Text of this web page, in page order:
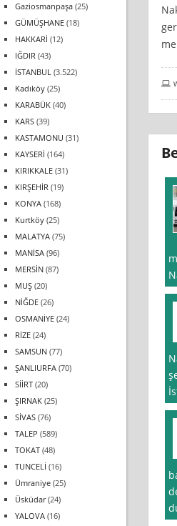
Gaziosmanpaşa (25)
GÜMÜŞHANE (18)
HAKKARİ (12)
IĞDIR (43)
İSTANBUL (3.522)
Kadıköy (25)
KARABÜK (40)
KARS (39)
KASTAMONU (31)
KAYSERİ (164)
KIRIKKALE (31)
KIRŞEHİR (19)
KONYA (168)
Kurtköy (25)
MALATYA (75)
MANİSA (96)
MERSİN (87)
MUŞ (20)
NİĞDE (26)
OSMANİYE (24)
RİZE (24)
SAMSUN (77)
ŞANLIURFA (70)
SİİRT (20)
ŞIRNAK (25)
SİVAS (76)
TALEP (589)
TOKAT (48)
TUNCELİ (16)
Ümraniye (25)
Üsküdar(24)
YALOVA (16)